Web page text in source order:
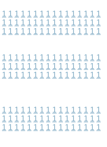
1 1 1 1 1 1 1 1 1 1 1 1 1 1 1 1
1 1 1 1 1 1 1 1 1 1 1 1 1 1 1 1
1 1 1 1 1 1 1 1 1 1 1 1 1 1 1 1
1 1 1 1 1 1 1 1 1 1 1 1 1 1 1 1
1 1 1 1 1 1 1 1 1 1 1 1 1 1 1 1
1 1 1 1 1 1 1 1 1 1 1 1 1 1 1 1
1 1 1 1 1 1 1 1 1 1 1 1 1 1 1 1
1 1 1 1 1 1 1 1 1 1 1 1 1 1 1 1
1 1 1 1 1 1 1 1 1 1 1 1 1 1 1 1